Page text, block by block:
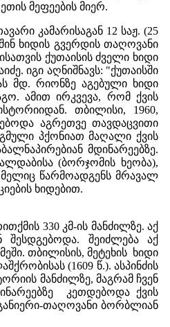
მეფეების მიერ.
კამარისაგან 12 საჟ. (25
ხიდის გვერდის თაღოვანი
ქუთაისის ძველი ხიდი
იგი აღნიშნავს: "ქუთაისში
მდ. რიონზე აგებული ხიდი
ამით ირკვევა, რომ ქვის
თბილისი, 1960,
აგრეთვე თავდაცვითი
პქონიათ მაღალი ქვის
მდინარეებზე.
(ბორჯომის ხეობა),
წარმოადგენს მრავალ
ხიდებით.
330 კმ-ის მანძილზე. აქ
შეიძლება აქ
თბილისის, მეტეხის ხიდი
(1609 წ.). ასპინძის
მანძილზე, მაგრამ ჩვენ
კეთდებოდა ქვის
თაღოვანი ბორბლიან